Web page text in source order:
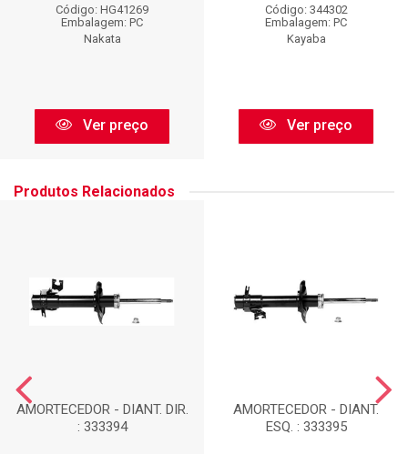
Código: HG41269
Embalagem: PC
Nakata
Ver preço
Código: 344302
Embalagem: PC
Kayaba
Ver preço
Produtos Relacionados
AMORTECEDOR - DIANT. DIR.
: 333394
AMORTECEDOR - DIANT.
ESQ. : 333395